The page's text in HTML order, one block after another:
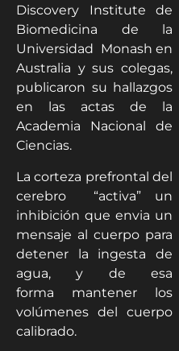
Discovery Institute de
Biomedicina de la
Universidad Monash en
Australia y sus colegas,
publicaron su hallazgos
en las actas de la
Academia Nacional de
Ciencias.
La corteza prefrontal del
cerebro “activa” un
inhibición que envia un
mensaje al cuerpo para
detener la ingesta de
agua, y de esa
forma mantener los
volúmenes del cuerpo
calibrado.